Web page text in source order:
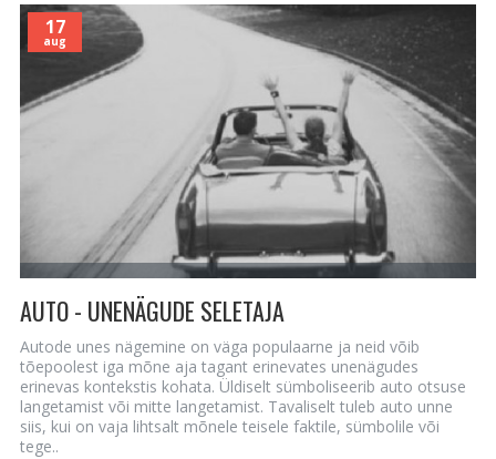
17
aug
AUTO - UNENÄGUDE SELETAJA
Autode unes nägemine on väga populaarne ja neid võib
tõepoolest iga mõne aja tagant erinevates unenägudes
erinevas kontekstis kohata. Üldiselt sümboliseerib auto otsuse
langetamist või mitte langetamist. Tavaliselt tuleb auto unne
siis, kui on vaja lihtsalt mõnele teisele faktile, sümbolile või
tege..